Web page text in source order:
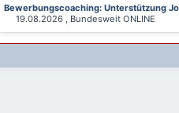
Bewerbungscoaching: Unterstützung
19.08.2026 , Bundesweit ONLINE